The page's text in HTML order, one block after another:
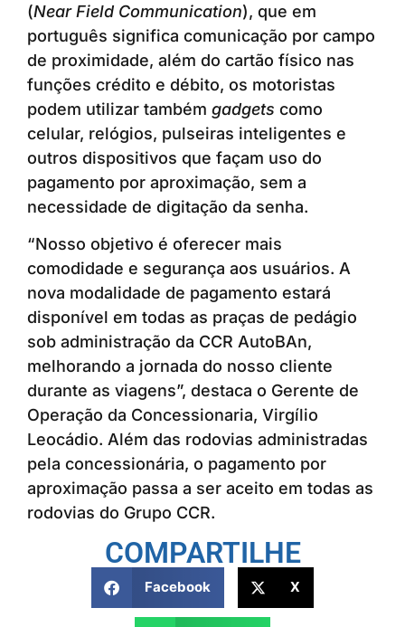
(Near Field Communication), que em
português significa comunicação por campo
de proximidade, além do cartão físico nas
funções crédito e débito, os motoristas
podem utilizar também gadgets como
celular, relógios, pulseiras inteligentes e
outros dispositivos que façam uso do
pagamento por aproximação, sem a
necessidade de digitação da senha.
“Nosso objetivo é oferecer mais
comodidade e segurança aos usuários. A
nova modalidade de pagamento estará
disponível em todas as praças de pedágio
sob administração da CCR AutoBAn,
melhorando a jornada do nosso cliente
durante as viagens”, destaca o Gerente de
Operação da Concessionaria, Virgílio
Leocádio. Além das rodovias administradas
pela concessionária, o pagamento por
aproximação passa a ser aceito em todas as
rodovias do Grupo CCR.
COMPARTILHE
Facebook X